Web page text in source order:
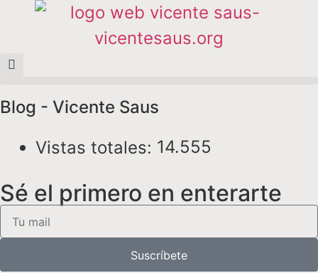
Blog - Vicente Saus
Vistas totales: 14.555
Sé el primero en enterarte
Suscríbete